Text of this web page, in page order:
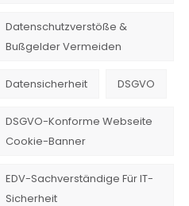
Datenschutzverstöße &
Bußgelder Vermeiden
Datensicherheit DSGVO
DSGVO-Konforme Webseite
Cookie-Banner
EDV-Sachverständige Für IT-
Sicherheit